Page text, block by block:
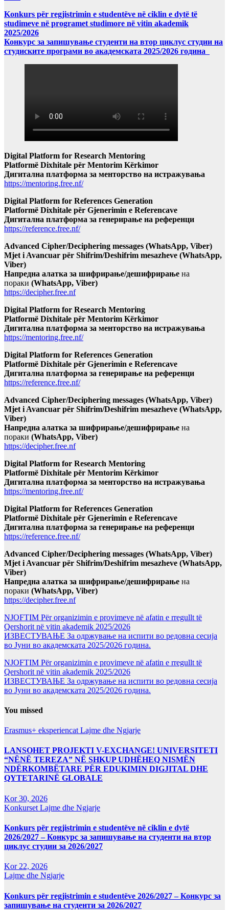
Konkurs për regjistrimin e studentëve në ciklin e dytë të
studimeve në programet studimore në vitin akademik
2025/2026
Конкурс за запишување студенти на втор циклус студии на
студиските програми во академската 2025/2026 година
Digital Platform for Research Mentoring
Platformë Dixhitale për Mentorim Kërkimor
Дигитална платформа за менторство на истражувања
https://mentoring.free.nf/
Digital Platform for References Generation
Platformë Dixhitale për Gjenerimin e Referencave
Дигитална платформа за генерирање на референци
https://reference.free.nf/
Advanced Cipher/Deciphering messages (WhatsApp, Viber)
Mjet i Avancuar për Shifrim/Deshifrim mesazheve (WhatsApp,
Viber)
Напредна алатка за шифрирање/дешифрирање на
пораки (WhatsApp, Viber)
https://decipher.free.nf
Digital Platform for Research Mentoring
Platformë Dixhitale për Mentorim Kërkimor
Дигитална платформа за менторство на истражувања
https://mentoring.free.nf/
Digital Platform for References Generation
Platformë Dixhitale për Gjenerimin e Referencave
Дигитална платформа за генерирање на референци
https://reference.free.nf/
Advanced Cipher/Deciphering messages (WhatsApp, Viber)
Mjet i Avancuar për Shifrim/Deshifrim mesazheve (WhatsApp,
Viber)
Напредна алатка за шифрирање/дешифрирање на
пораки (WhatsApp, Viber)
https://decipher.free.nf
Digital Platform for Research Mentoring
Platformë Dixhitale për Mentorim Kërkimor
Дигитална платформа за менторство на истражувања
https://mentoring.free.nf/
Digital Platform for References Generation
Platformë Dixhitale për Gjenerimin e Referencave
Дигитална платформа за генерирање на референци
https://reference.free.nf/
Advanced Cipher/Deciphering messages (WhatsApp, Viber)
Mjet i Avancuar për Shifrim/Deshifrim mesazheve (WhatsApp,
Viber)
Напредна алатка за шифрирање/дешифрирање на
пораки (WhatsApp, Viber)
https://decipher.free.nf
NJOFTIM Për organizimin e provimeve në afatin e rregullt të
Qershorit në vitin akademik 2025/2026
ИЗВЕСТУВАЊЕ За одржување на испити во редовна сесија
во Јуни во академската 2025/2026 година.
NJOFTIM Për organizimin e provimeve në afatin e rregullt të
Qershorit në vitin akademik 2025/2026
ИЗВЕСТУВАЊЕ За одржување на испити во редовна сесија
во Јуни во академската 2025/2026 година.
You missed
Erasmus+ eksperiencat Lajme dhe Ngjarje
LANSOHET PROJEKTI V-EXCHANGE! UNIVERSITETI
“NËNË TEREZA” NË SHKUP UDHËHEQ NISMËN
NDËRKOMBËTARE PËR EDUKIMIN DIGJITAL DHE
QYTETARINË GLOBALE
Kor 30, 2026
Konkurset Lajme dhe Ngjarje
Konkurs për regjistrimin e studentëve në ciklin e dytë
2026/2027 – Конкурс за запишување на студенти на втор
циклус студии за 2026/2027
Kor 22, 2026
Lajme dhe Ngjarje
Konkurs për regjistrimin e studentëve 2026/2027 – Конкурс за
запишување на студенти за 2026/2027